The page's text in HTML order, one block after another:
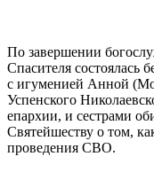
По завершении
Спасителя состоялась
с игуменией Анной
Успенского
епархии, и сестрами
Святейшеству о том,
проведения СВО.